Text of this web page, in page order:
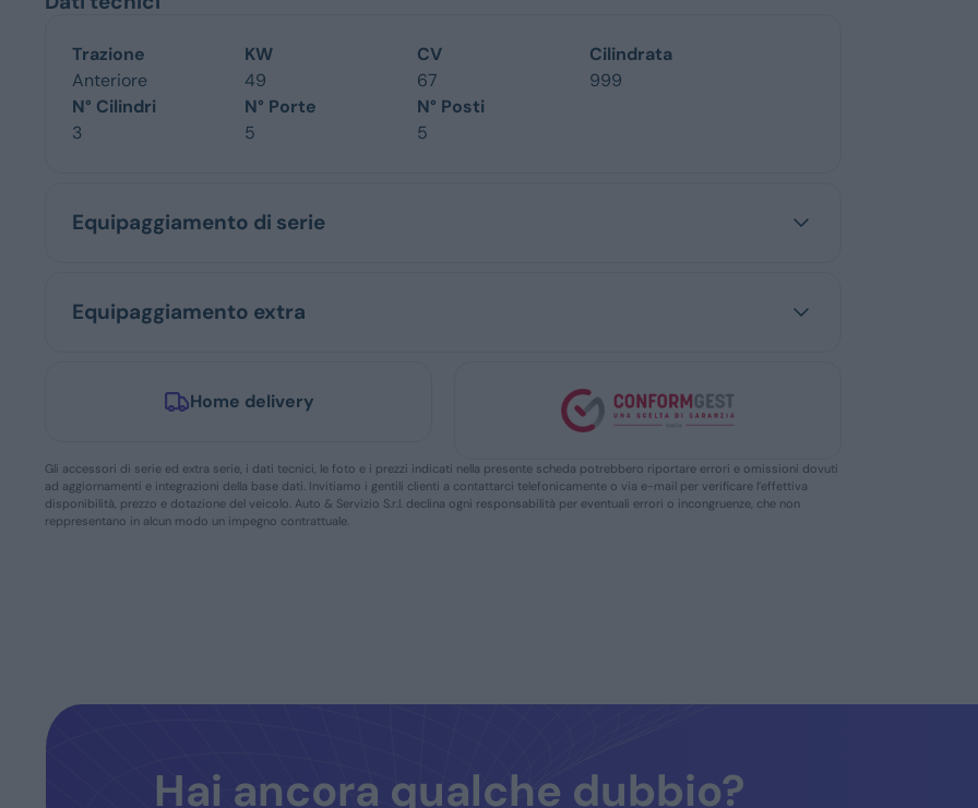
Trazione
Anteriore
KW
49
CV
67
Cilindrata
999
N° Cilindri
3
N° Porte
5
N° Posti
5
Equipaggiamento di serie
Equipaggiamento extra
Home delivery
Gli accessori di serie ed extra serie, i dati tecnici, le foto e i prezzi indicati nella presente scheda potrebbero riportare errori e omissioni dovuti
ad aggiornamenti e integrazioni della base dati. Invitiamo i gentili clienti a contattarci telefonicamente o via e-mail per verificare l’effettiva
disponibilità, prezzo e dotazione del veicolo. Auto & Servizio S.r.l. declina ogni responsabilità per eventuali errori o incongruenze, che non
reppresentano in alcun modo un impegno contrattuale.
Hai ancora qualche dubbio?